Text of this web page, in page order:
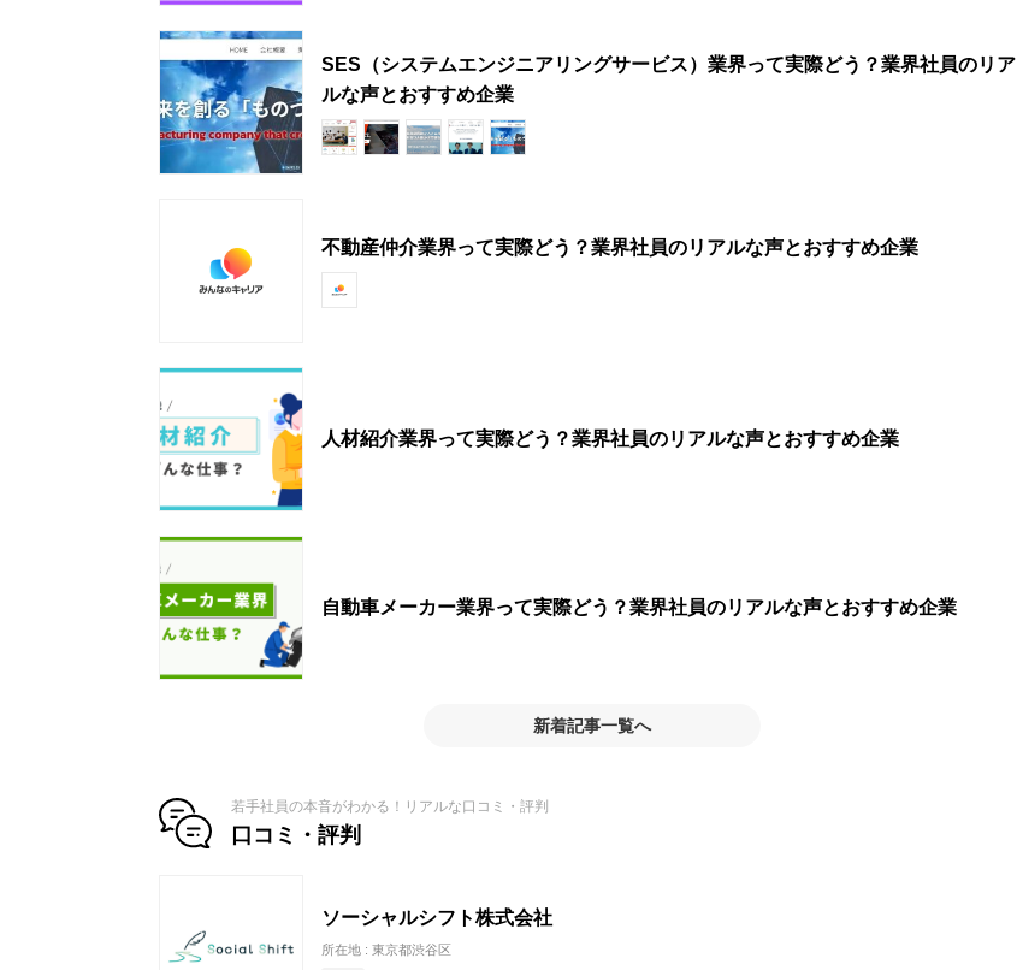
SES（システムエンジニアリングサービス）業界って実際どう？業界社員のリア
ルな声とおすすめ企業
不動産仲介業界って実際どう？業界社員のリアルな声とおすすめ企業
人材紹介業界って実際どう？業界社員のリアルな声とおすすめ企業
自動車メーカー業界って実際どう？業界社員のリアルな声とおすすめ企業
新着記事一覧へ
若手社員の本音がわかる！リアルな口コミ・評判
口コミ・評判
ソーシャルシフト株式会社
所在地 : 東京都渋谷区